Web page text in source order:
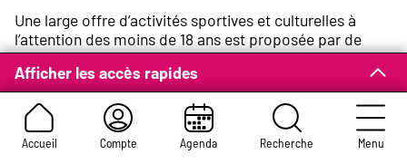
Accueil Compte Agenda Recherche Menu
Afficher les accès rapides
Une large offre d’activités sportives et culturelles à
l’attention des moins de 18 ans est proposée par de
nombreuses structures sur le territoire de Rouen. Une
carte recense ces offres. Pour la consulter, cliquez sur
le lien ci-dessous.
Consulter l'offre de loisirs sport et